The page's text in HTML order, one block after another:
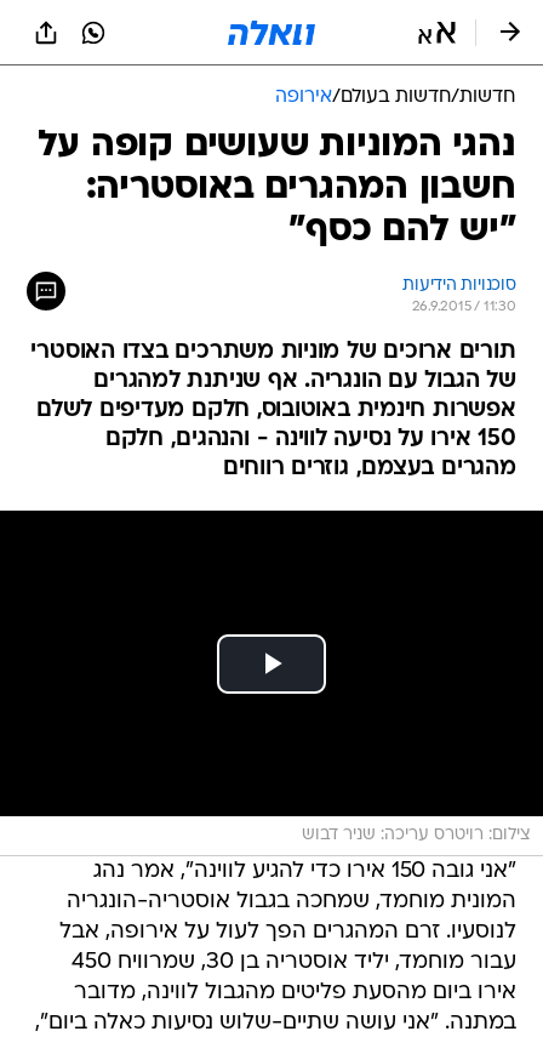
חדשות/חדשות בעולם/אירופה
נהגי המוניות שעושים קופה על
חשבון המהגרים באוסטריה:
"יש להם כסף"
סוכנויות הידיעות
26.9.2015 / 11:30
תורים ארוכים של מוניות משתרכים בצדו האוסטרי
של הגבול עם הונגריה. אף שניתנת למהגרים
אפשרות חינמית באוטובוס, חלקם מעדיפים לשלם
150 אירו על נסיעה לווינה - והנהגים, חלקם
מהגרים בעצמם, גוזרים רווחים
צילום: רויטרס עריכה: שניר דבוש
"אני גובה 150 אירו כדי להגיע לווינה", אמר נהג
המונית מוחמד, שמחכה בגבול אוסטריה-הונגריה
לנוסעיו. זרם המהגרים הפך לעול על אירופה, אבל
עבור מוחמד, יליד אוסטריה בן 30, שמרוויח 450
אירו ביום מהסעת פליטים מהגבול לווינה, מדובר
במתנה. "אני עושה שתיים-שלוש נסיעות כאלה ביום",